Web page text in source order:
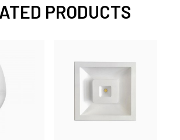
PRODUCTS